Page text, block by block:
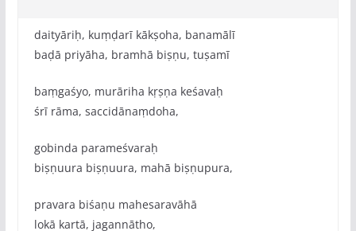
daityāriḥ, kuṃḍarī kākṣoha, banamālī
baḍā priyāha, bramhā biṣṇu, tuṣamī
baṃgaśyo, murāriha kṛṣṇa keśavaḥ
śrī rāma, saccidānaṃdoha,
gobinda parameśvaraḥ
biṣṇuura biṣṇuura, mahā biṣṇupura,
pravara biśaṇu mahesaravāhā
lokā kartā, jagannātho,